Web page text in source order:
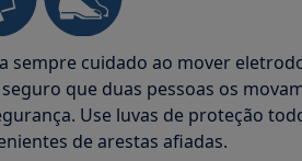
sempre cuidado ao mover
que duas pessoas os
Use luvas de proteção
de arestas afiadas.